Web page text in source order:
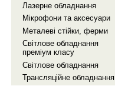
Лазерне обладнання
Мiкрофони та аксесуари
Металевi стiйки, ферми
Свiтлове обладнання
премiум класу
Свiтлове обладнання
Трансляцiйне обладнання